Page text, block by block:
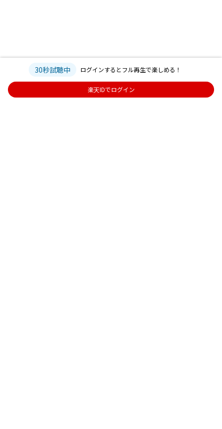
30秒試聴中 ログインするとフル再生で楽しめる！
楽天IDでログイン